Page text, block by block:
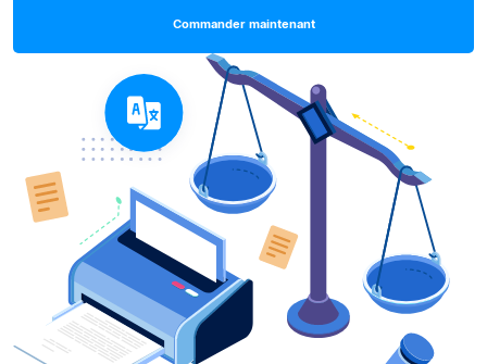
Commander maintenant